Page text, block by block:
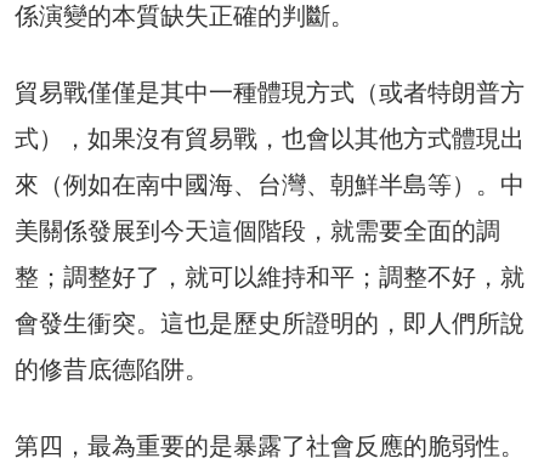
係演變的本質缺失正確的判斷。
貿易戰僅僅是其中一種體現方式（或者特朗普方
式），如果沒有貿易戰，也會以其他方式體現出
來（例如在南中國海、台灣、朝鮮半島等）。中
美關係發展到今天這個階段，就需要全面的調
整；調整好了，就可以維持和平；調整不好，就
會發生衝突。這也是歷史所證明的，即人們所說
的修昔底德陷阱。
第四，最為重要的是暴露了社會反應的脆弱性。